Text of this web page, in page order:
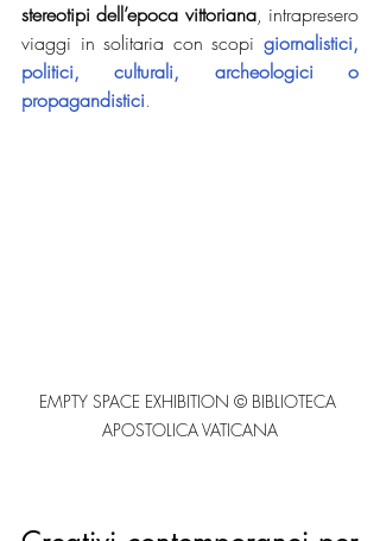
stereotipi dell’epoca vittoriana, intrapresero
viaggi in solitaria con scopi giornalistici,
politici, culturali, archeologici o
propagandistici.
EMPTY SPACE EXHIBITION © BIBLIOTECA
APOSTOLICA VATICANA